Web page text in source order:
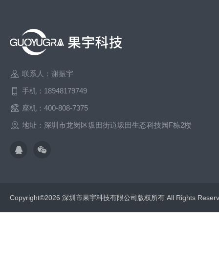
联系人：谢振宇
手机：18948179749
座机：400-808-7375
地址：深圳市龙岗区坂田街道坂田生态科技园F栋2楼
Copyright©2026 深圳市果宇科技有限公司版权所有 All Rights